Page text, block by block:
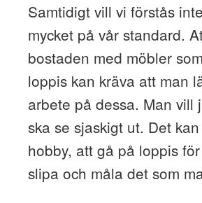
Samtidigt vill vi förstås
mycket på vår standard.
bostaden med möbler
loppis kan kräva att man
arbete på dessa. Man vill
ska se sjaskigt ut. Det
hobby, att gå på loppis
slipa och måla det som